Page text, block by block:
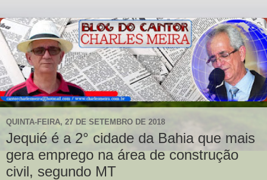
QUINTA-FEIRA, 27 DE SETEMBRO DE 2018
Jequié é a 2° cidade da Bahia que mais
gera emprego na área de construção
civil, segundo MT